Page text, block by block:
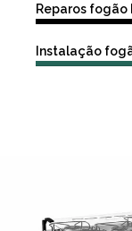
Reparos fogão
Instalação